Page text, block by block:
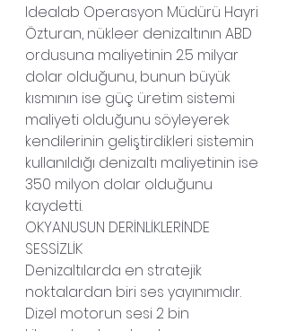
Idealab Operasyon Müdürü Hayri
Özturan, nükleer denizaltının ABD
ordusuna maliyetinin 2.5 milyar
dolar olduğunu, bunun büyük
kısmının ise güç üretim sistemi
maliyeti olduğunu söyleyerek
kendilerinin geliştirdikleri sistemin
kullanıldığı denizaltı maliyetinin ise
350 milyon dolar olduğunu
kaydetti.
OKYANUSUN DERİNLİKLERİNDE
SESSİZLİK
Denizaltılarda en stratejik
noktalardan biri ses yayınımıdır.
Dizel motorun sesi 2 bin